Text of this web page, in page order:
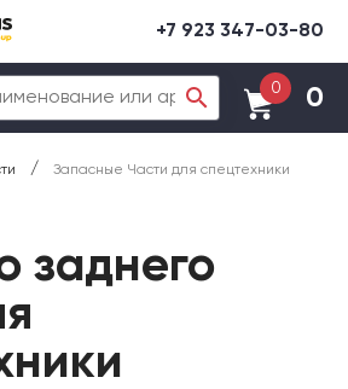
+7 923 347-03-80
0 0
/ Запасные Части для спецтехники
заднего